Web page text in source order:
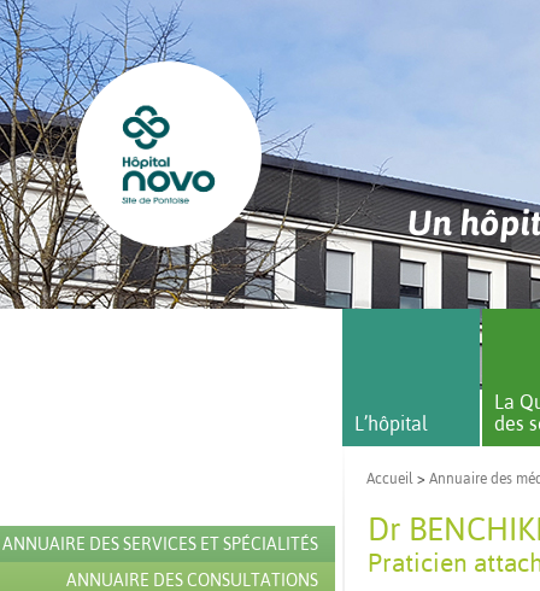
Un
ANNUAIRE DES SERVICES ET SPÉCIALITÉS
ANNUAIRE DES CONSULTATIONS
L’hôpital
La
des
Accueil > Annuaire des
Dr
Praticien